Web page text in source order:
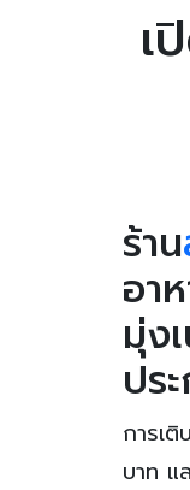
เ
ร้าน
อา
มุ่ง
ปร
การเ
บาท แ